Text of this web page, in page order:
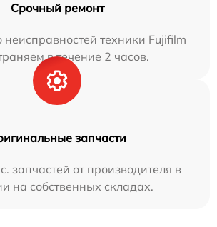
Срочный ремонт
техники Fujifilm
в течение 2 часов.
запчасти
запчастей от производителя в
на собственных складах.